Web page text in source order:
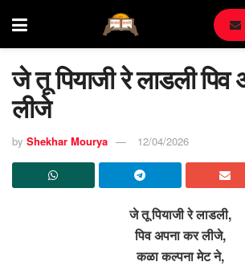
जे तू पियाजी रे लाडली
लीजे
by Shekhar Mourya 12/04/2026
जे तू पियाजी रे लाडली,
पिव अपना कर लीजे,
कळा कल्पना मेट ने,